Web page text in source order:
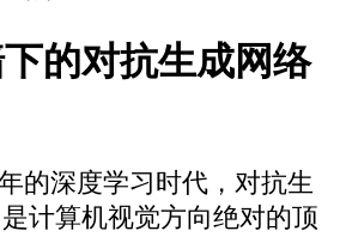
的对抗生成网络
的深度学习时代，对抗生
计算机视觉方向绝对的顶